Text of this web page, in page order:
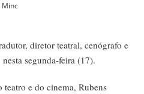
Minc
diretor teatral, cenógrafo e
segunda-feira (17).
e do cinema, Rubens